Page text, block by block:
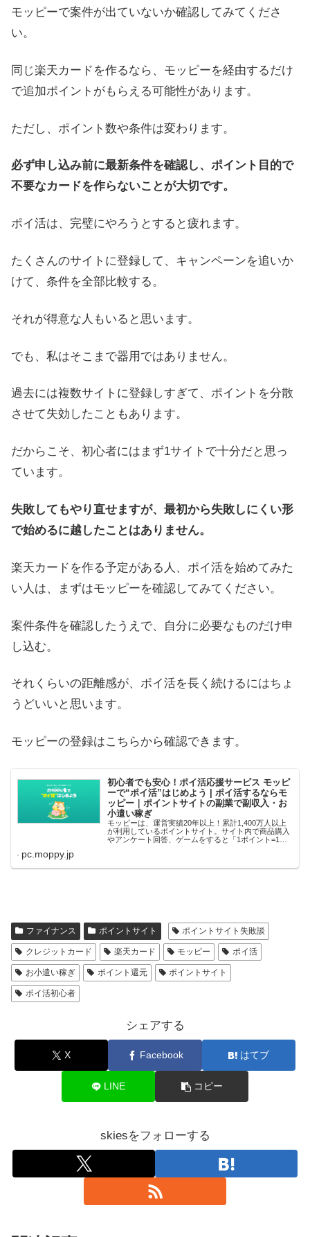
モッピーで案件が出ていないか確認してみてくださ
い。
同じ楽天カードを作るなら、モッピーを経由するだけ
で追加ポイントがもらえる可能性があります。
ただし、ポイント数や条件は変わります。
必ず申し込み前に最新条件を確認し、ポイント目的で
不要なカードを作らないことが大切です。
ポイ活は、完璧にやろうとすると疲れます。
たくさんのサイトに登録して、キャンペーンを追いか
けて、条件を全部比較する。
それが得意な人もいると思います。
でも、私はそこまで器用ではありません。
過去には複数サイトに登録しすぎて、ポイントを分散
させて失効したこともあります。
だからこそ、初心者にはまず1サイトで十分だと思っ
ています。
失敗してもやり直せますが、最初から失敗しにくい形
で始めるに越したことはありません。
楽天カードを作る予定がある人、ポイ活を始めてみた
い人は、まずはモッピーを確認してみてください。
案件条件を確認したうえで、自分に必要なものだけ申
し込む。
それくらいの距離感が、ポイ活を長く続けるにはちょ
うどいいと思います。
モッピーの登録はこちらから確認できます。
初心者でも安心！ポイ活応援サービス モッピ
ーで“ポイ活”はじめよう | ポイ活するならモ
ッピー｜ポイントサイトの副業で副収入・お
小遣い稼ぎ
モッピーは、運営実績20年以上！累計1,400万人以上
が利用しているポイントサイト。サイト内で商品購入
やアンケート回答、ゲームをすると「1ポイント=1
pc.moppy.jp
ファイナンス ポイントサイト ポイントサイト失敗談
クレジットカード 楽天カード モッピー ポイ活
お小遣い稼ぎ ポイント還元 ポイントサイト
ポイ活初心者
シェアする
X Facebook はてブ
LINE コピー
skiesをフォローする